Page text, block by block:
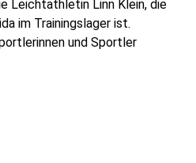
Leichtathletin Linn Klein, die
im Trainingslager ist.
und Sportler